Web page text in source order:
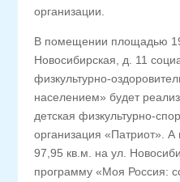
организации.
В помещении площадью
Новосибирская, д. 11
физкультурно-
населением» будет
детская физкультурно-
организация «Патриот».
97,95 кв.м. на ул.
программу «Моя Россия: